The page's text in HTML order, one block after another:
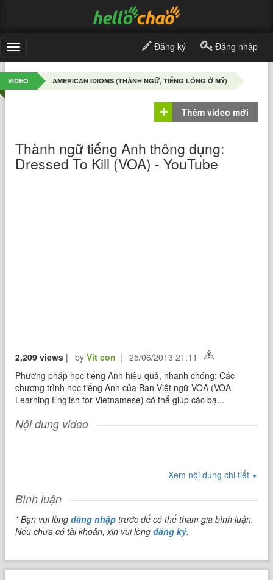
Toggle
navigation
Đăng ký Đăng nhập
VIDEO AMERICAN IDIOMS (THÀNH NGỮ, TIẾNG LÓNG Ở MỸ)
Thêm video mới
Thành ngữ tiếng Anh thông dụng:
Dressed To Kill (VOA) - YouTube
2,209 views | byVit con |
25/06/2013 21:11
Phương pháp học tiếng Anh hiệu quả, nhanh chóng: Các
chương trình học tiếng Anh của Ban Việt ngữ VOA (VOA
Learning English for Vietnamese) có thể giúp các bạ...
Nội dung video
Xem nội dung chi tiết ▼
Bình luận
* Bạn vui lòngđăng nhập trước để có thể tham gia bình luận.
Nếu chưa có tài khoản, xin vui lòngđăng ký.